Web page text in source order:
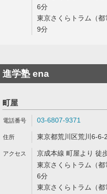
6分
東京さくらトラム（
9分
進学塾 ena
町屋
03-6807-9371
東京都荒川区荒川6-6-
京成本線 町屋より 徒
東京さくらトラム（
6分
東京さくらトラム（